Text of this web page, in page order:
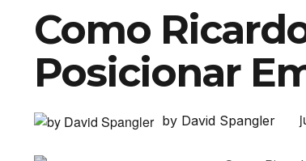
Como
Posicionar
by David Spangler